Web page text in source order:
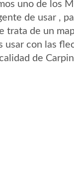
uno de los
de usar ,
trata de un
usar con las
de